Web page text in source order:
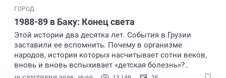
ГОРОД
1988-89 в Баку: Конец света
Этой истории два десятка лет. События в Грузии
заставили ее вспомнить. Почему в организме
народов, история которых насчитывает сотни веков,
вновь и вновь вспыхивает «детская болезнь»?..